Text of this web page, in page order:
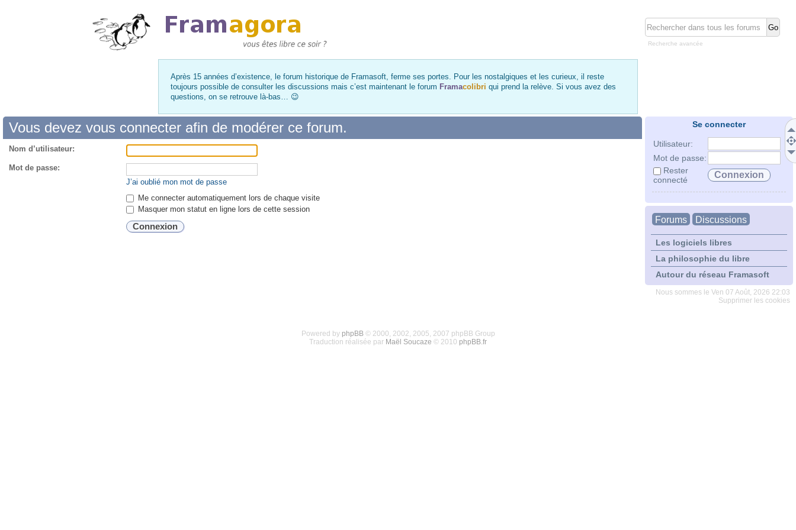
Recherche avancée
Après 15 années d’existence, le forum historique de Framasoft, ferme ses portes. Pour les nostalgiques et les curieux, il reste
toujours possible de consulter les discussions mais c’est maintenant le forum Framacolibri qui prend la relève. Si vous avez des
questions, on se retrouve là-bas… 😉
Se connecter
Utilisateur:
Mot de passe:
Rester
connecté
Forums Discussions
Les logiciels libres
La philosophie du libre
Autour du réseau Framasoft
Nous sommes le Ven 07 Août, 2026 22:03
Supprimer les cookies
Vous devez vous connecter afin de modérer ce forum.
Nom d’utilisateur:
Mot de passe:
J’ai oublié mon mot de passe
Me connecter automatiquement lors de chaque visite
Masquer mon statut en ligne lors de cette session
Powered by phpBB© 2000, 2002, 2005, 2007 phpBB Group
Traduction réalisée par Maël Soucaze © 2010 phpBB.fr